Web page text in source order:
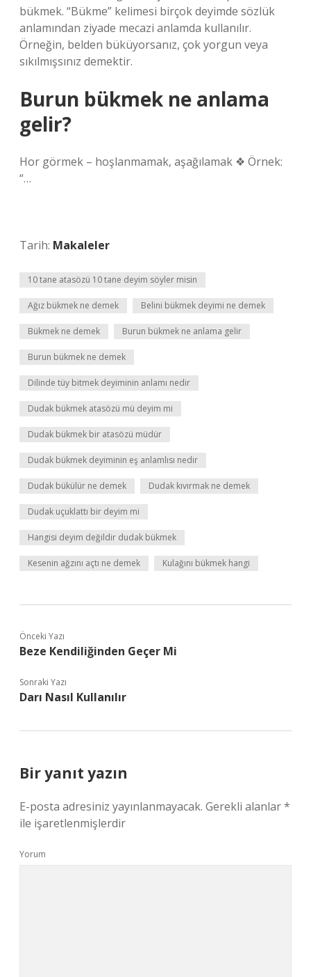
bükmek. “Bükme” kelimesi birçok deyimde sözlük
anlamından ziyade mecazi anlamda kullanılır.
Örneğin, belden büküyorsanız, çok yorgun veya
sıkılmışsınız demektir.
Burun bükmek ne anlama
gelir?
Hor görmek – hoşlanmamak, aşağılamak ❖ Örnek:
“…
Tarih: Makaleler
10 tane atasözü 10 tane deyim söyler misin
Ağız bükmek ne demek Belini bükmek deyimi ne demek
Bükmek ne demek Burun bükmek ne anlama gelir
Burun bükmek ne demek
Dilinde tüy bitmek deyiminin anlamı nedir
Dudak bükmek atasözü mü deyim mi
Dudak bükmek bir atasözü müdür
Dudak bükmek deyiminin eş anlamlısı nedir
Dudak bükülür ne demek Dudak kıvırmak ne demek
Dudak uçuklattı bir deyim mi
Hangisi deyim değildir dudak bükmek
Kesenin ağzını açtı ne demek Kulağını bükmek hangi
Önceki Yazı
Beze Kendiliğinden Geçer Mi
Sonraki Yazı
Darı Nasıl Kullanılır
Bir yanıt yazın
E-posta adresiniz yayınlanmayacak. Gerekli alanlar*
ile işaretlenmişlerdir
Yorum